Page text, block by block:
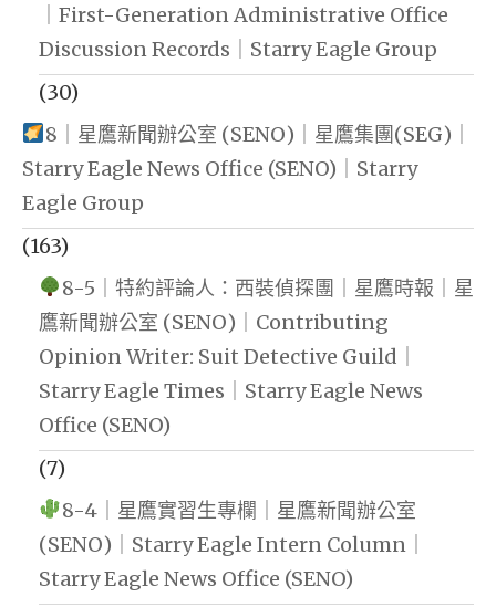
｜First-Generation Administrative Office
Discussion Records｜Starry Eagle Group
(30)
8｜星鷹新聞辦公室 (SENO)｜星鷹集團(SEG)｜
Starry Eagle News Office (SENO)｜Starry
Eagle Group
(163)
8-5｜特約評論人：西裝偵探團｜星鷹時報｜星
鷹新聞辦公室 (SENO)｜Contributing
Opinion Writer: Suit Detective Guild｜
Starry Eagle Times｜Starry Eagle News
Office (SENO)
(7)
8-4｜星鷹實習生專欄｜星鷹新聞辦公室
(SENO)｜Starry Eagle Intern Column｜
Starry Eagle News Office (SENO)